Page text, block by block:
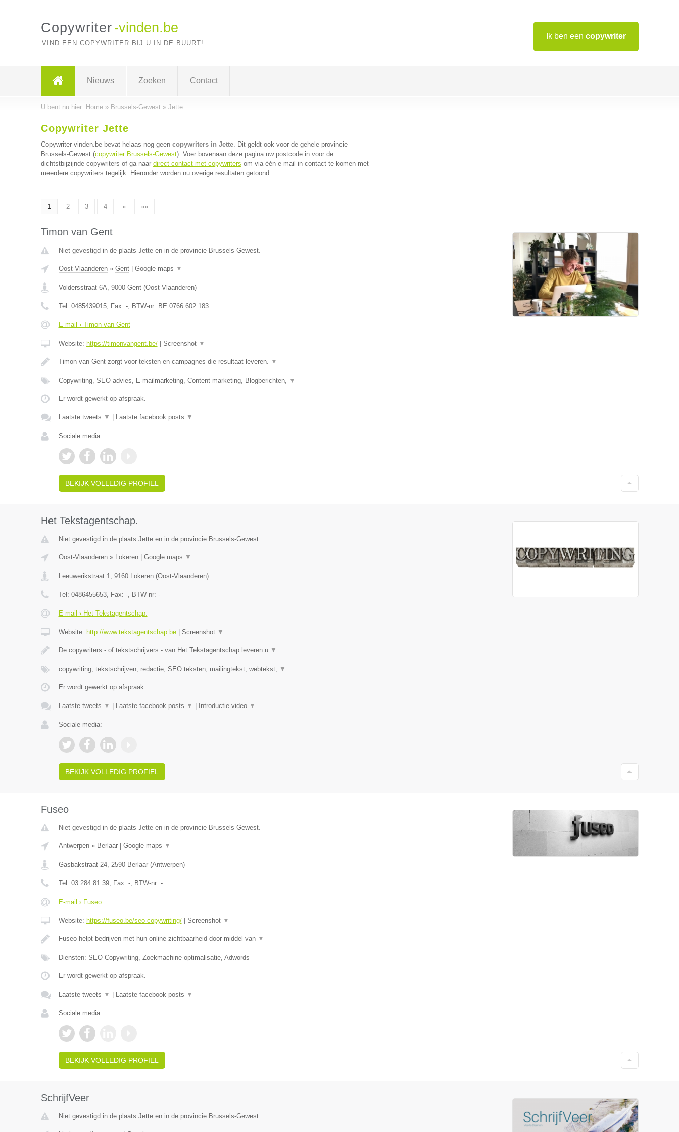
Ik ben een copywriter
Copywriter -vinden.be
VIND EEN COPYWRITER BIJ U IN DE BUURT!
Nieuws Zoeken Contact
U bent nu hier: Home» Brussels-Gewest» Jette
Copywriter Jette
Copywriter-vinden.be bevat helaas nog geen copywriters in Jette. Dit geldt ook voor de gehele provincie
Brussels-Gewest (copywriter Brussels-Gewest). Voer bovenaan deze pagina uw postcode in voor de
dichtstbijzijnde copywriters of ga naar direct contact met copywriters om via één e-mail in contact te komen met
meerdere copywriters tegelijk. Hieronder worden nu overige resultaten getoond.
1 2 3 4 » »»
Timon van Gent
Niet gevestigd in de plaats Jette en in de provincie Brussels-Gewest.
Oost-Vlaanderen» Gent| Google maps ▼
Voldersstraat 6A, 9000 Gent(Oost-Vlaanderen)
Tel: 0485439015, Fax: -, BTW-nr: BE 0766.602.183
E-mail › Timon van Gent
Website: https://timonvangent.be/| Screenshot ▼
Timon van Gent zorgt voor teksten en campagnes die resultaat leveren. ▼
Copywriting, SEO-advies, E-mailmarketing, Content marketing, Blogberichten, ▼
Er wordt gewerkt op afspraak.
Laatste tweets ▼ Laatste facebook posts ▼
Sociale media:
BEKIJK VOLLEDIG PROFIEL
Het Tekstagentschap.
Niet gevestigd in de plaats Jette en in de provincie Brussels-Gewest.
Oost-Vlaanderen» Lokeren| Google maps ▼
Leeuwerikstraat 1, 9160 Lokeren(Oost-Vlaanderen)
Tel: 0486455653, Fax: -, BTW-nr: -
E-mail › Het Tekstagentschap.
Website: http://www.tekstagentschap.be| Screenshot ▼
De copywriters - of tekstschrijvers - van Het Tekstagentschap leveren u ▼
copywriting, tekstschrijven, redactie, SEO teksten, mailingtekst, webtekst, ▼
Er wordt gewerkt op afspraak.
Laatste tweets ▼ Laatste facebook posts ▼ Introductie video ▼
Sociale media:
BEKIJK VOLLEDIG PROFIEL
Fuseo
Niet gevestigd in de plaats Jette en in de provincie Brussels-Gewest.
Antwerpen» Berlaar| Google maps ▼
Gasbakstraat 24, 2590 Berlaar(Antwerpen)
Tel: 03 284 81 39, Fax: -, BTW-nr: -
E-mail › Fuseo
Website: https://fuseo.be/seo-copywriting/| Screenshot ▼
Fuseo helpt bedrijven met hun online zichtbaarheid door middel van ▼
Diensten: SEO Copywriting, Zoekmachine optimalisatie, Adwords
Er wordt gewerkt op afspraak.
Laatste tweets ▼ Laatste facebook posts ▼
Sociale media:
BEKIJK VOLLEDIG PROFIEL
SchrijfVeer
Niet gevestigd in de plaats Jette en in de provincie Brussels-Gewest.